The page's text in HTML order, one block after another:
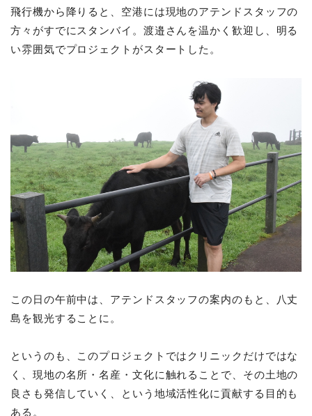
飛行機から降りると、空港には現地のアテンドスタッフの
方々がすでにスタンバイ。渡邉さんを温かく歓迎し、明る
い雰囲気でプロジェクトがスタートした。
この日の午前中は、アテンドスタッフの案内のもと、八丈
島を観光することに。
というのも、このプロジェクトではクリニックだけではな
く、現地の名所・名産・文化に触れることで、その土地の
良さも発信していく、という地域活性化に貢献する目的も
ある。